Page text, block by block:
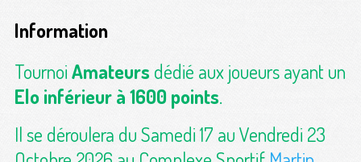
Information
TournoiAmateurs dédié aux joueurs ayant un
Elo inférieur à 1600 points.
Il se déroulera du Samedi 17 au Vendredi 23